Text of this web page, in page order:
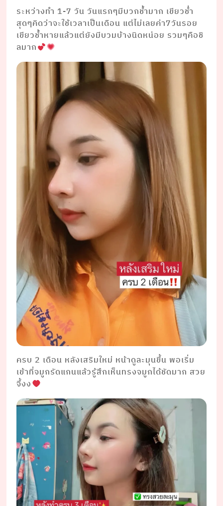
ระหว่างทำ 1-7 วัน วันแรกๆมีบวกช้ำมาก เขียวช่ำ
สุดๆคิดว่าจะใช้เวลาเป็นเดือน แต่ไม่เลยค่า7วันรอย
เขียวช้ำหายแล้วแต่ยังมีบวมบ้างนิดหน่อย รวมๆคือชิ
ลมาก
ครบ 2 เดือน หลังเสริมใหม่ หน้าดูละมุนขึ้น พอเริ่ม
เข้าที่จมูกรัดแกนแล้วรู้สึกเห็นทรงจมูกได้ชัดมาก สวย
จึ้งง